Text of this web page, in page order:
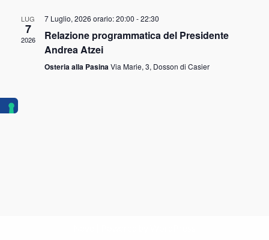
LUG
7
2026
7 Luglio, 2026 orario: 20:00 -22:30
Relazione programmatica del Presidente
Andrea Atzei
Osteria alla PasinaVia Marie, 3, Dosson di Casier